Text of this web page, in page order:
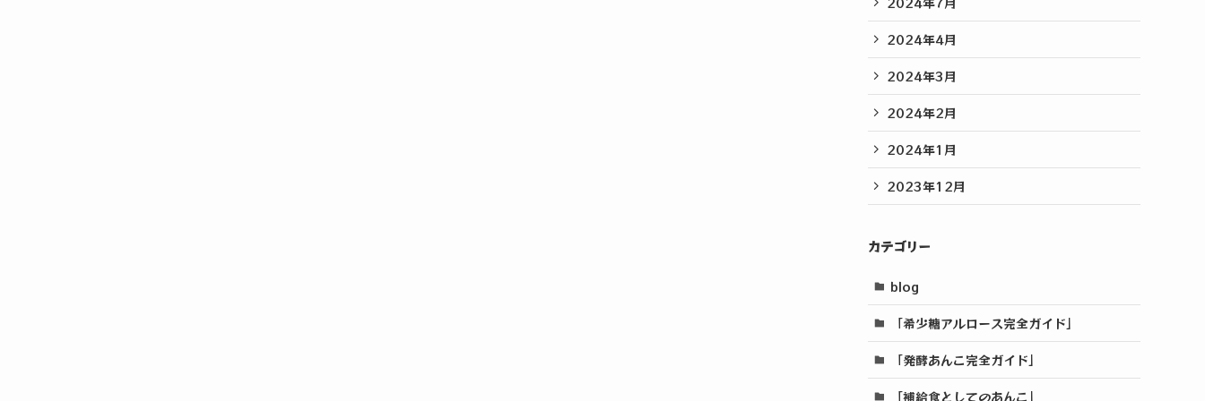
2024年4月
2024年3月
2024年2月
2024年1月
2023年12月
カテゴリー
blog
「希少糖アルロース完全ガイド」
「発酵あんこ完全ガイド」
「補給食としてのあんこ」